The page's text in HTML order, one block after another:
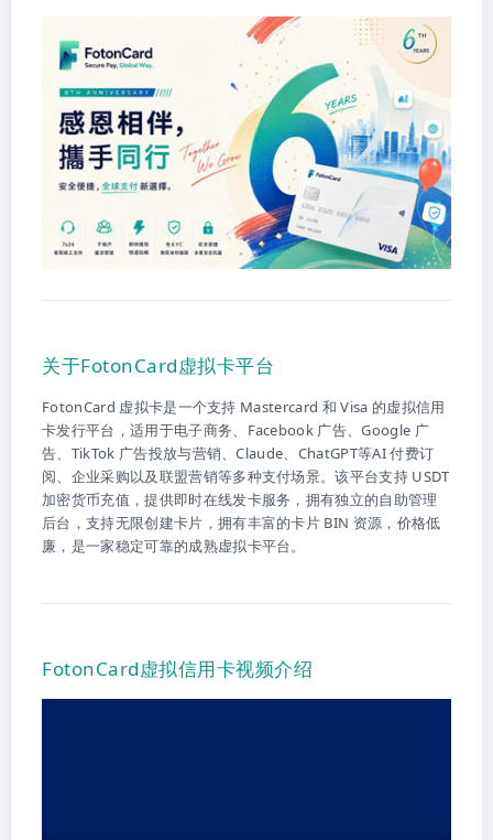
关于FotonCard虚拟卡平台
FotonCard 虚拟卡是一个支持 Mastercard 和 Visa 的虚拟信用
卡发行平台，适用于电子商务、Facebook 广告、Google 广
告、TikTok 广告投放与营销、Claude、ChatGPT等AI 付费订
阅、企业采购以及联盟营销等多种支付场景。该平台支持 USDT
加密货币充值，提供即时在线发卡服务，拥有独立的自助管理
后台，支持无限创建卡片，拥有丰富的卡片 BIN 资源，价格低
廉，是一家稳定可靠的成熟虚拟卡平台。
FotonCard虚拟信用卡视频介绍